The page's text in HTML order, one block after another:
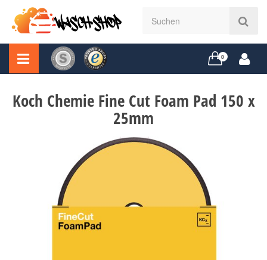
0
Koch Chemie Fine Cut Foam Pad 150 x
25mm